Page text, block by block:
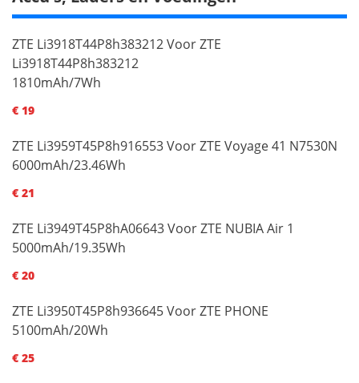
ZTE Li3918T44P8h383212 Voor ZTE
Li3918T44P8h383212
1810mAh/7Wh
€ 19
ZTE Li3959T45P8h916553 Voor ZTE Voyage 41 N7530N
6000mAh/23.46Wh
€ 21
ZTE Li3949T45P8hA06643 Voor ZTE NUBIA Air 1
5000mAh/19.35Wh
€ 20
ZTE Li3950T45P8h936645 Voor ZTE PHONE
5100mAh/20Wh
€ 25